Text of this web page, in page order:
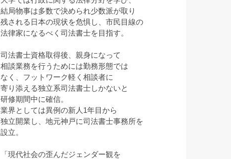
結局物事は多数で決められ少数派が取り
残される日本の現状を危惧し、市民目線の
法律家になるべく司法書士を目指す。
司法書士資格取得後、親身になって
相談業務を行うためには勤務形態では
なく、フットワーク軽く相談者に
寄り添える独立系司法書士しかないと
研修期間中に確信。
業界としては異例の新人1年目から
独立開業し、地元神戸に司法書士事務所を
設立。
「現代社会の歪んだジェンダー観を